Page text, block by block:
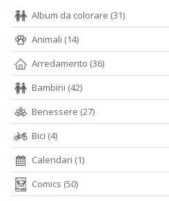
Album da colorare (31)
Animali (14)
Arredamento (36)
Bambini (42)
Benessere (27)
Bici (4)
Calendari (1)
Comics (50)